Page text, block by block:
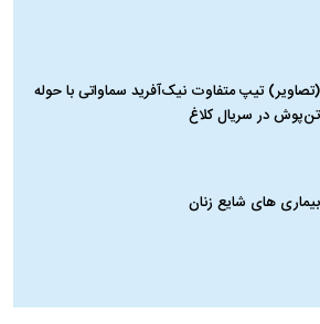
(تصاویر) تیپ متفاوت نیک‌آفرید سماواتی با حوله
تن‌پوش در سریال کلاغ
بیماری‌ های شایع زنان